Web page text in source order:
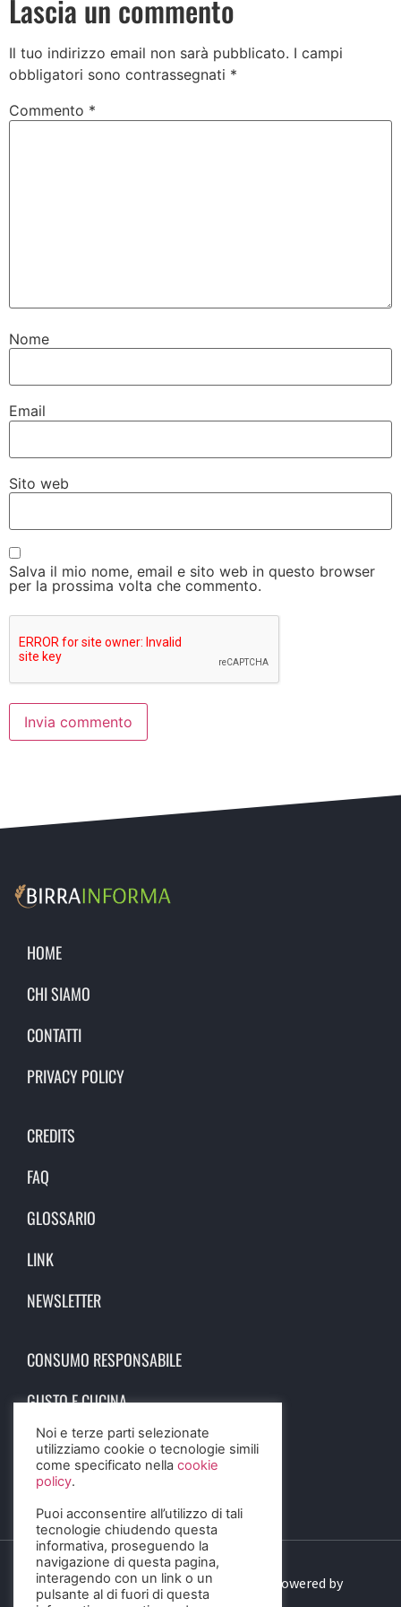
Lascia un commento
Il tuo indirizzo email non sarà pubblicato. I campi
obbligatori sono contrassegnati *
Commento *
Nome
Email
Sito web
Salva il mio nome, email e sito web in questo browser
per la prossima volta che commento.
HOME
CHI SIAMO
CONTATTI
PRIVACY POLICY
CREDITS
FAQ
GLOSSARIO
LINK
NEWSLETTER
CONSUMO RESPONSABILE
GUSTO E CUCINA
SCIENZA E SALUTE
STORIA E CULTURA
© 2023 Birra Informa. All Rights Reserved. Powered by
Noi e terze parti selezionate
utilizziamo cookie o tecnologie simili
come specificato nella cookie
policy.
Puoi acconsentire all’utilizzo di tali
tecnologie chiudendo questa
informativa, proseguendo la
navigazione di questa pagina,
interagendo con un link o un
pulsante al di fuori di questa